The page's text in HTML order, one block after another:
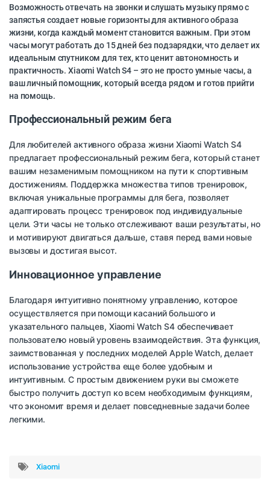
Возможность отвечать на звонки и слушать музыку прямо с
запястья создает новые горизонты для активного образа
жизни, когда каждый момент становится важным. При этом
часы могут работать до 15 дней без подзарядки, что делает их
идеальным спутником для тех, кто ценит автономность и
практичность. Xiaomi Watch S4 – это не просто умные часы, а
ваш личный помощник, который всегда рядом и готов прийти
на помощь.
Профессиональный режим бега
Для любителей активного образа жизни Xiaomi Watch S4
предлагает профессиональный режим бега, который станет
вашим незаменимым помощником на пути к спортивным
достижениям. Поддержка множества типов тренировок,
включая уникальные программы для бега, позволяет
адаптировать процесс тренировок под индивидуальные
цели. Эти часы не только отслеживают ваши результаты, но
и мотивируют двигаться дальше, ставя перед вами новые
вызовы и достигая высот.
Инновационное управление
Благодаря интуитивно понятному управлению, которое
осуществляется при помощи касаний большого и
указательного пальцев, Xiaomi Watch S4 обеспечивает
пользователю новый уровень взаимодействия. Эта функция,
заимствованная у последних моделей Apple Watch, делает
использование устройства еще более удобным и
интуитивным. С простым движением руки вы сможете
быстро получить доступ ко всем необходимым функциям,
что экономит время и делает повседневные задачи более
легкими.
Xiaomi